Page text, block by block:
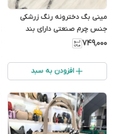
مینی بگ دخترونه رنگ زرشکی
جنس چرم صنعتی دارای بند
زنجیری
۷۴۹٬۰۰۰
افزودن به سبد